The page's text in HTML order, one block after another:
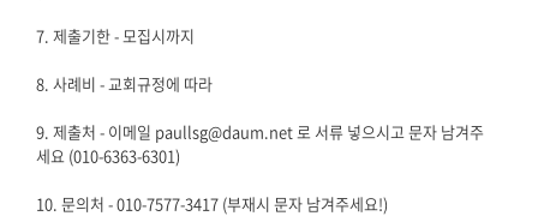
7. 제출기한 - 모집시까지
8. 사례비 - 교회규정에 따라
9. 제출처 - 이메일 paullsg@daum.net 로 서류 넣으시고 문자 남겨주
세요 (010-6363-6301)
10. 문의처 - 010-7577-3417 (부재시 문자 남겨주세요!)